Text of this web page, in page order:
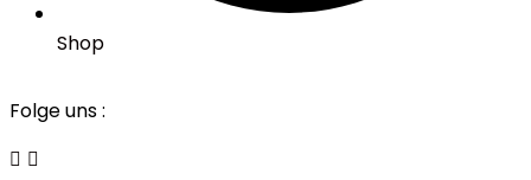
Shop
Folge uns :